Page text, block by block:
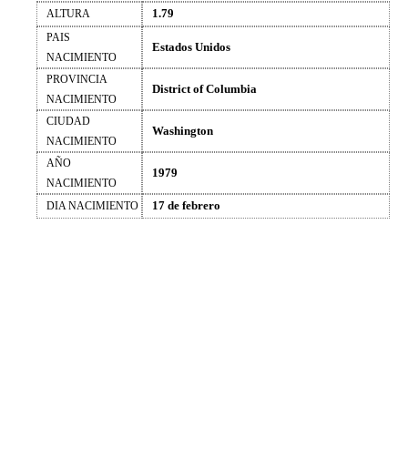
ALTURA
1.79
PAIS
NACIMIENTO
Estados Unidos
PROVINCIA
NACIMIENTO
District of Columbia
CIUDAD
NACIMIENTO
Washington
AÑO
NACIMIENTO
1979
DIA NACIMIENTO 17 de febrero